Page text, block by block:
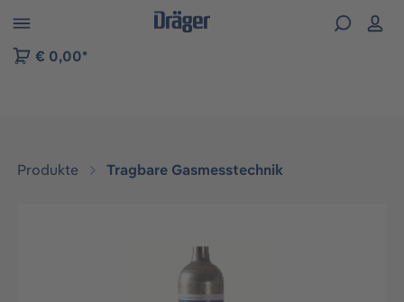
der B2B-Plattform springen
€ 0,00*
Produkte Tragbare Gasmesstechnik
Bildergalerie überspringen